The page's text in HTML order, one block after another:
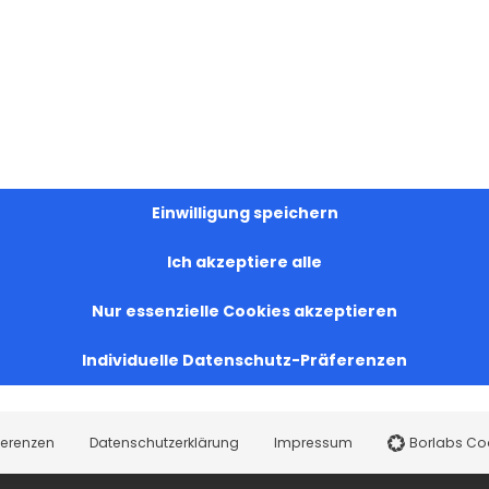
Einwilligung speichern
Ich akzeptiere alle
Nur essenzielle Cookies akzeptieren
Individuelle Datenschutz-Präferenzen
Datenschutzerklärung Impressum Borlabs